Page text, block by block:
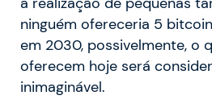
ninguém ofereceria 5
em 2030, possivelmente, o
oferecem hoje será
inimaginável.